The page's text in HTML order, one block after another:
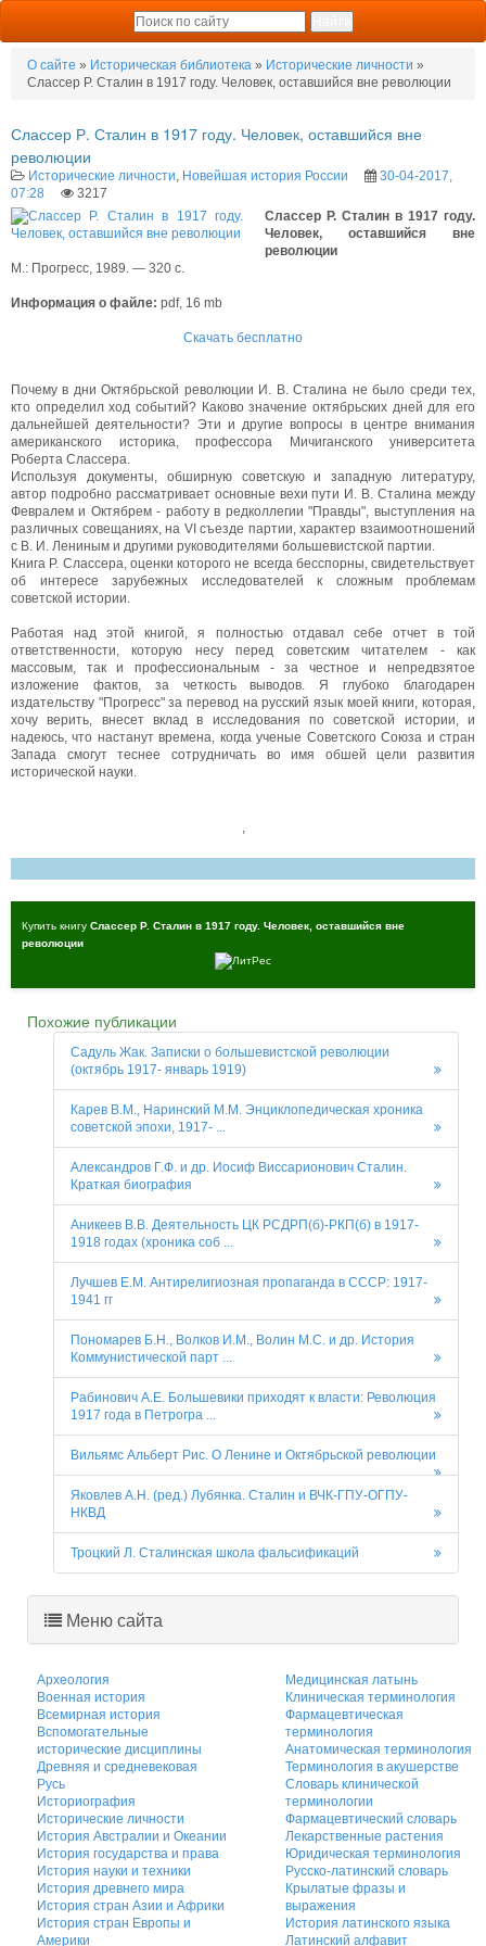
О сайте » Историческая библиотека » Исторические личности »
Слассер Р. Сталин в 1917 году. Человек, оставшийся вне революции
Слассер Р. Сталин в 1917 году. Человек, оставшийся вне
революции
Исторические личности Новейшая история России
30-04-2017,
07:28
3217
Слассер Р. Сталин в 1917 году.
Человек, оставшийся вне
революции
М.: Прогресс, 1989. — 320 с.
Информация о файле: pdf, 16 mb
Скачать бесплатно
Почему в дни Октябрьской революции И. В. Сталина не было среди тех,
кто определил ход событий? Каково значение октябрьских дней для его
дальнейшей деятельности? Эти и другие вопросы в центре внимания
американского историка, профессора Мичиганского университета
Роберта Слассера.
Используя документы, обширную советскую и западную литературу,
автор подробно рассматривает основные вехи пути И. В. Сталина между
Февралем и Октябрем - работу в редколлегии "Правды", выступления на
различных совещаниях, на VI съезде партии, характер взаимоотношений
с В. И. Лениным и другими руководителями большевистской партии.
Книга Р. Слассера, оценки которого не всегда бесспорны, свидетельствует
об интересе зарубежных исследователей к сложным проблемам
советской истории.
Работая над этой книгой, я полностью отдавал себе отчет в той
ответственности, которую несу перед советским читателем - как
массовым, так и профессиональным - за честное и непредвзятое
изложение фактов, за четкость выводов. Я глубоко благодарен
издательству "Прогресс" за перевод на русский язык моей книги, которая,
хочу верить, внесет вклад в исследования по советской истории, и
надеюсь, что настанут времена, когда ученые Советского Союза и стран
Запада смогут теснее сотрудничать во имя обшей цели развития
исторической науки.
,
Купить книгу Слассер Р. Сталин в 1917 году. Человек, оставшийся вне
революции
Похожие публикации
Садуль Жак. Записки о большевистской революции
(октябрь 1917- январь 1919)
Карев В.М., Наринский М.М. Энциклопедическая хроника
советской эпохи, 1917- ...
Александров Г.Ф. и др. Иосиф Виссарионович Сталин.
Краткая биография
Аникеев В.В. Деятельность ЦК РСДРП(б)-РКП(б) в 1917-
1918 годах (хроника соб ...
Лучшев Е.М. Антирелигиозная пропаганда в СССР: 1917-
1941 гг
Пономарев Б.Н., Волков И.М., Волин М.С. и др. История
Коммунистической парт ...
Рабинович А.Е. Большевики приходят к власти: Революция
1917 года в Петрогра ...
Вильямс Альберт Рис. О Ленине и Октябрьской революции
Яковлев А.Н. (ред.) Лубянка. Сталин и ВЧК-ГПУ-ОГПУ-
НКВД
Троцкий Л. Сталинская школа фальсификаций
Меню сайта
Археология
Военная история
Всемирная история
Вспомогательные
исторические дисциплины
Древняя и средневековая
Русь
Историография
Исторические личности
История Австралии и Океании
История государства и права
История науки и техники
История древнего мира
История стран Азии и Африки
История стран Европы и
Америки
Медицинская латынь
Клиническая терминология
Фармацевтическая
терминология
Анатомическая терминология
Терминология в акушерстве
Словарь клинической
терминологии
Фармацевтический словарь
Лекарственные растения
Юридическая терминология
Русско-латинский словарь
Крылатые фразы и
выражения
История латинского языка
Латинский алфавит